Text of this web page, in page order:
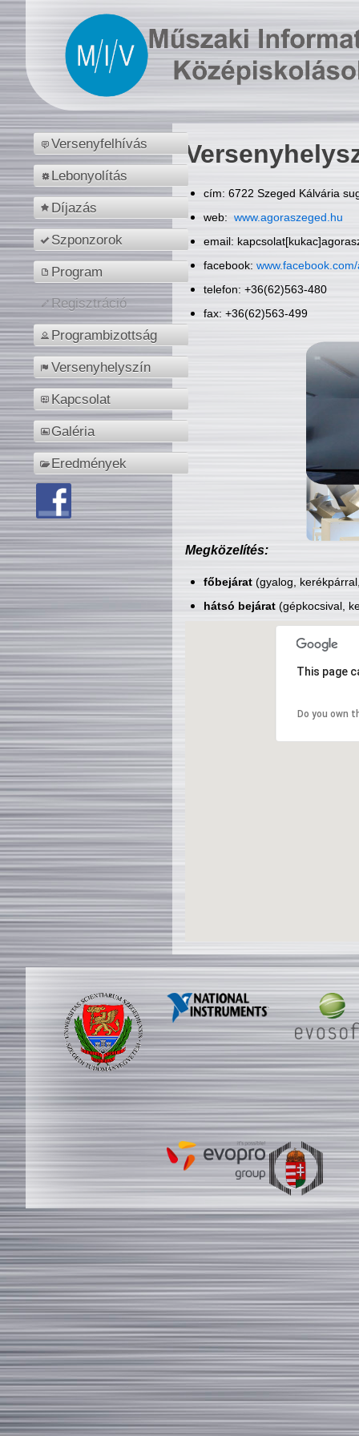
Versenyfelhívás
Lebonyolítás
Díjazás
Szponzorok
Program
Regisztráció
Programbizottság
Versenyhelyszín
Kapcsolat
Galéria
Eredmények
cím: 6722 Szeged Kálvária
web: www.agoraszeged.hu
email:
facebook:
telefon: +36(62)563-480
fax: +36(62)563-499
Megközelítés:
főbejárat(gyalog,
hátsó bejárat(gépkocsival,
This page
Do you own